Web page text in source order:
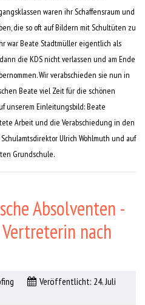
waren ihr Schaffensraum und
die so oft auf Bildern mit Schultüten zu
war Beate Stadtmüller eigentlich als
die KDS nicht verlassen und am Ende
Wir verabschieden sie nun in
Beate viel Zeit für die schönen
unserem Einleitungsbild: Beate
Arbeit und die Verabschiedung in den
Ulrich Wohlmuth und auf
Grundschule.
Absolventen -
nach
Veröffentlicht: 24. Juli